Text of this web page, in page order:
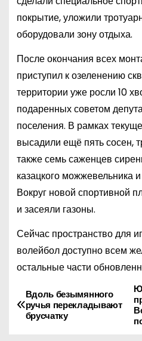
покрытие, уложили
оборудовали зону отдыха.
После окончания всех
приступил к озеленению
территории уже росли 10
подаренных советом
поселения. В рамках
высадили ещё пять сосен,
также семь саженцев
казацкого можжевельника
Вокруг новой спортивной
и засеяли газоны.
Сейчас пространство для
волейбол доступно всем
остальные части
Н
а
Вдоль безымянного
ручья перекладывают
брусчатку